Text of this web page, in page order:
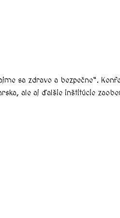
sa zdravo a bezpečne“.
ale aj ďalšie inštitúcie